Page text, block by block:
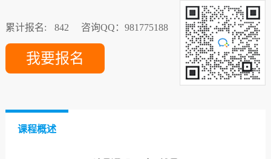
累计报名: 842 咨询QQ：981775188
我要报名
课程概述